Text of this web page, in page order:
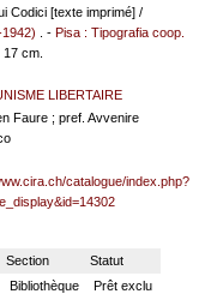
Codici [texte imprimé] /
. -Pisa : Tipografia coop.
17 cm.
LIBERTAIRE
Faure ; pref. Avvenire
catalogue/index.php?
Section
Statut
Bibliothèque Prêt exclu